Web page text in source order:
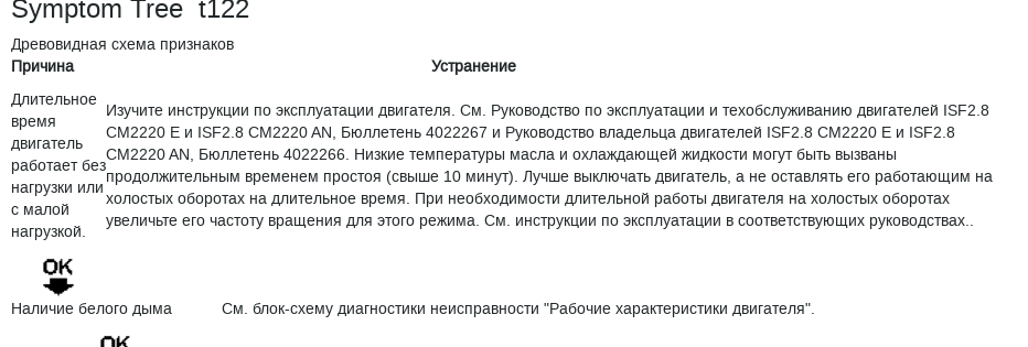
Symptom Tree t122
Древовидная схема признаков
Причина
Устранение
Длительное
время
двигатель
работает без
нагрузки или
с малой
нагрузкой.
Изучите инструкции по эксплуатации двигателя. См. Руководство по эксплуатации и техобслуживанию двигателей ISF2.8
CM2220 E и ISF2.8 CM2220 AN, Бюллетень 4022267 и Руководство владельца двигателей ISF2.8 CM2220 E и ISF2.8
CM2220 AN, Бюллетень 4022266. Низкие температуры масла и охлаждающей жидкости могут быть вызваны
продолжительным временем простоя (свыше 10 минут). Лучше выключать двигатель, а не оставлять его работающим на
холостых оборотах на длительное время. При необходимости длительной работы двигателя на холостых оборотах
увеличьте его частоту вращения для этого режима. См. инструкции по эксплуатации в соответствующих руководствах..
Наличие белого дыма См. блок-схему диагностики неисправности "Рабочие характеристики двигателя".